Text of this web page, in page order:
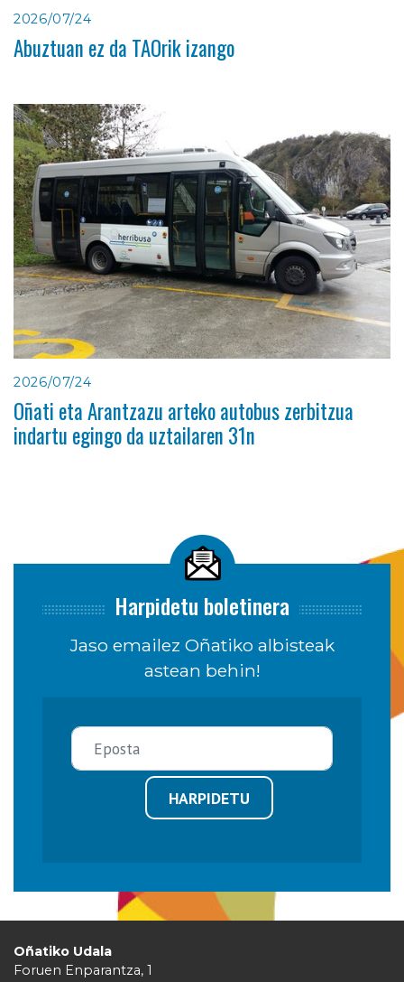
2026/07/24
Abuztuan ez da TAOrik izango
2026/07/24
Oñati eta Arantzazu arteko autobus zerbitzua
indartu egingo da uztailaren 31n
Harpidetu boletinera
Jaso emailez Oñatiko albisteak
astean behin!
HARPIDETU
Oñatiko Udala
Foruen Enparantza, 1